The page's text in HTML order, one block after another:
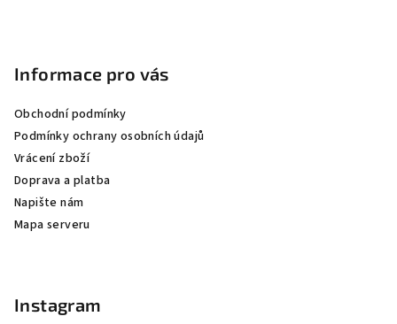
Informace pro vás
Obchodní podmínky
Podmínky ochrany osobních údajů
Vrácení zboží
Doprava a platba
Napište nám
Mapa serveru
Instagram